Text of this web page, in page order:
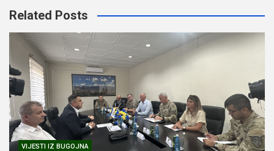
Related Posts
VIJESTI IZ BUGOJNA